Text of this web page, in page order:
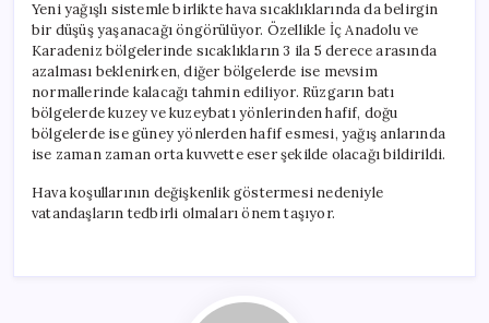
Yeni yağışlı sistemle birlikte hava sıcaklıklarında da belirgin
bir düşüş yaşanacağı öngörülüyor. Özellikle İç Anadolu ve
Karadeniz bölgelerinde sıcaklıkların 3 ila 5 derece arasında
azalması beklenirken, diğer bölgelerde ise mevsim
normallerinde kalacağı tahmin ediliyor. Rüzgarın batı
bölgelerde kuzey ve kuzeybatı yönlerinden hafif, doğu
bölgelerde ise güney yönlerden hafif esmesi, yağış anlarında
ise zaman zaman orta kuvvette eser şekilde olacağı bildirildi.
Hava koşullarının değişkenlik göstermesi nedeniyle
vatandaşların tedbirli olmaları önem taşıyor.